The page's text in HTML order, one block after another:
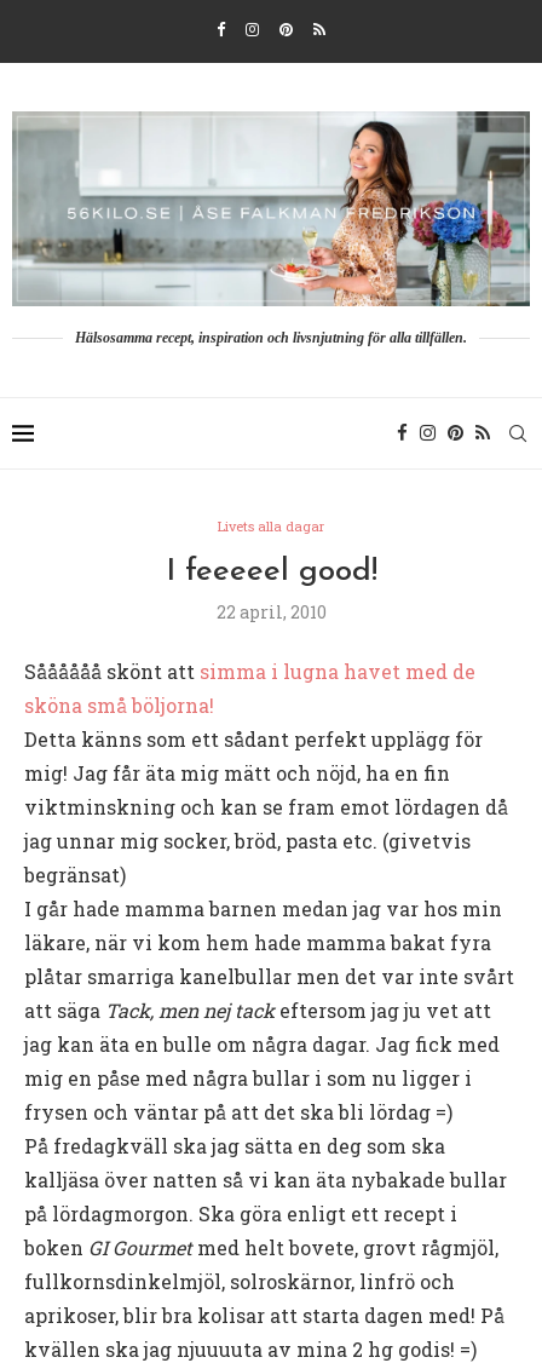
Hälsosamma recept, inspiration och livsnjutning för alla tillfällen.
Livets alla dagar
I feeeeel good!
22 april, 2010
Såååååå skönt att simma i lugna havet med de
sköna små böljorna!
Detta känns som ett sådant perfekt upplägg för
mig! Jag får äta mig mätt och nöjd, ha en fin
viktminskning och kan se fram emot lördagen då
jag unnar mig socker, bröd, pasta etc. (givetvis
begränsat)
I går hade mamma barnen medan jag var hos min
läkare, när vi kom hem hade mamma bakat fyra
plåtar smarriga kanelbullar men det var inte svårt
att säga Tack, men nej tackeftersom jag ju vet att
jag kan äta en bulle om några dagar. Jag fick med
mig en påse med några bullar i som nu ligger i
frysen och väntar på att det ska bli lördag =)
På fredagkväll ska jag sätta en deg som ska
kalljäsa över natten så vi kan äta nybakade bullar
på lördagmorgon. Ska göra enligt ett recept i
boken GI Gourmetmed helt bovete, grovt rågmjöl,
fullkornsdinkelmjöl, solroskärnor, linfrö och
aprikoser, blir bra kolisar att starta dagen med! På
kvällen ska jag njuuuuta av mina 2 hg godis! =)